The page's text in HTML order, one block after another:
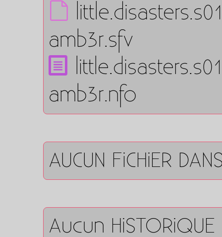
amb3r.sfv
amb3r.nfo
AUCUN FiCHiER
Aucun